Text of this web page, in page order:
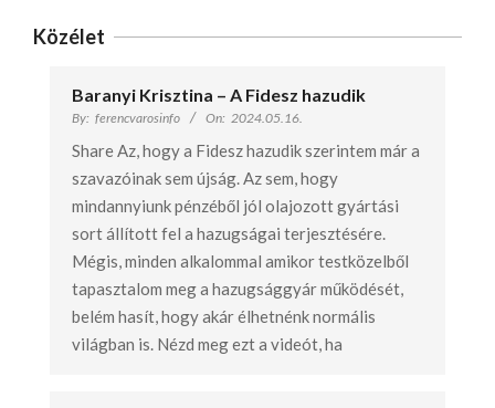
Közélet
Baranyi Krisztina – A Fidesz hazudik
By: ferencvarosinfo On: 2024.05.16.
Share Az, hogy a Fidesz hazudik szerintem már a
szavazóinak sem újság. Az sem, hogy
mindannyiunk pénzéből jól olajozott gyártási
sort állított fel a hazugságai terjesztésére.
Mégis, minden alkalommal amikor testközelből
tapasztalom meg a hazugsággyár működését,
belém hasít, hogy akár élhetnénk normális
világban is. Nézd meg ezt a videót, ha